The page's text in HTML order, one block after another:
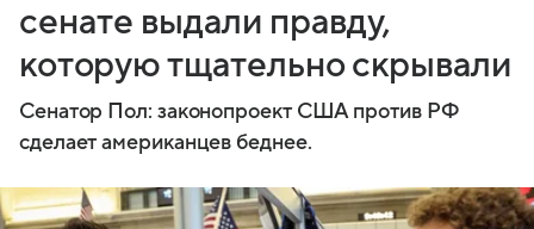
сенате выдали правду,
которую тщательно скрывали
Сенатор Пол: законопроект США против РФ
сделает американцев беднее.